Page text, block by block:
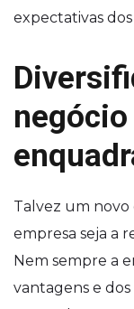
expectativas
Talvez um novo
empresa seja a
Nem sempre a
vantagens e